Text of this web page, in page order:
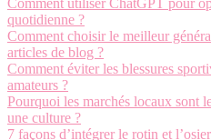
Comment utiliser ChatGPT pour
quotidienne ?
Comment choisir le meilleur
articles de blog ?
Comment éviter les blessures
amateurs ?
Pourquoi les marchés locaux sont
une culture ?
7 façons d’intégrer le rotin et